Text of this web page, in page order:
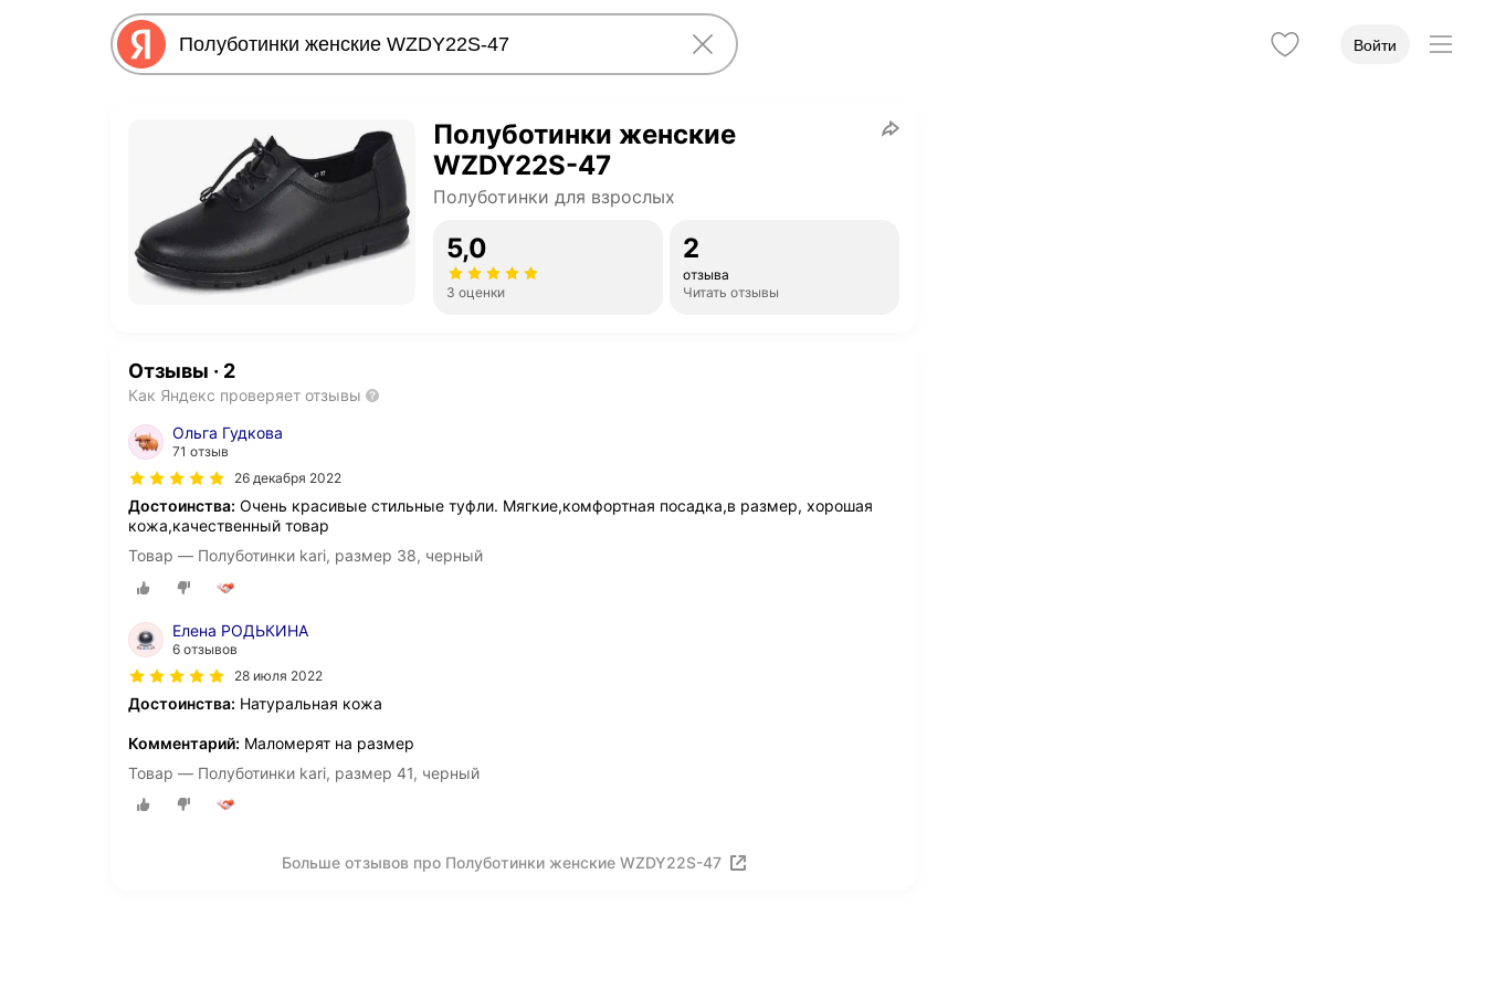
Войти
Полуботинки женские
WZDY22S-47
Полуботинки для взрослых
5,0
3 оценки
2
отзыва
Читать отзывы
Отзывы · 2
Как Яндекс проверяет отзывы
Ольга Гудкова
71 отзыв
26 декабря 2022
Достоинства: Очень красивые стильные туфли. Мягкие,комфортная посадка,в размер, хорошая
кожа,качественный товар
Товар — Полуботинки kari, размер 38, черный
Елена РОДЬКИНА
6 отзывов
28 июля 2022
Достоинства: Натуральная кожа
Комментарий: Маломерят на размер
Товар — Полуботинки kari, размер 41, черный
Больше отзывов про Полуботинки женские WZDY22S-47